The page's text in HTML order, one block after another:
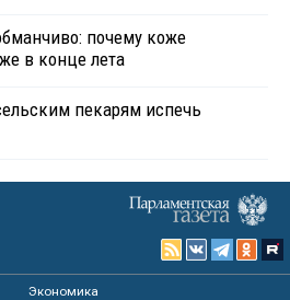
почему коже
в конце лета
пекарям испечь
Экономика